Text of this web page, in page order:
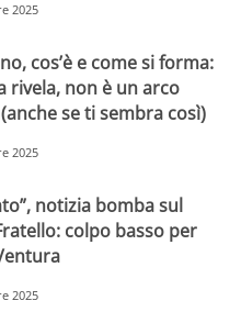
2025
cos’è e come si forma:
rivela, non è un arco
se ti sembra così)
2025
notizia bomba sul
colpo basso per
2025